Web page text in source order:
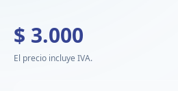
$ 3.000
El precio incluye IVA.